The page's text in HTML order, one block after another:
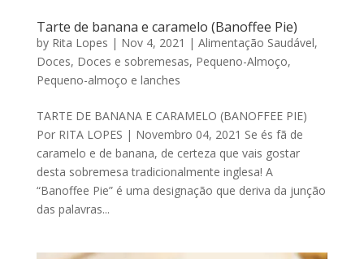
Tarte de banana e caramelo (Banoffee Pie)
by Rita Lopes | Nov 4, 2021 | Alimentação Saudável,
Doces, Doces e sobremesas, Pequeno-Almoço,
Pequeno-almoço e lanches
TARTE DE BANANA E CARAMELO (BANOFFEE PIE)
Por RITA LOPES | Novembro 04, 2021 Se és fã de
caramelo e de banana, de certeza que vais gostar
desta sobremesa tradicionalmente inglesa! A
“Banoffee Pie” é uma designação que deriva da junção
das palavras...